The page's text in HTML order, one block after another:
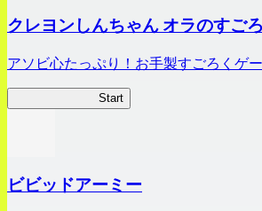
クレヨンしんちゃん オラのすご
アソビ心たっぷり！お手製すごろくゲ
Start
ビビッドアーミー